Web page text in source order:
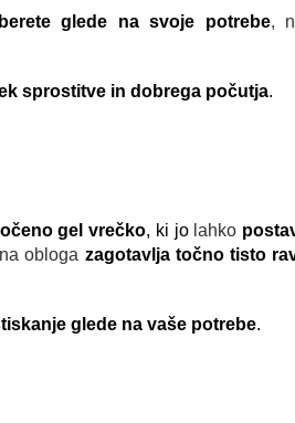
glede na svoje potrebe,
sprostitve in dobrega počutja.
gel vrečko, ki jo lahko
obloga zagotavlja točno tisto
glede na vaše potrebe.